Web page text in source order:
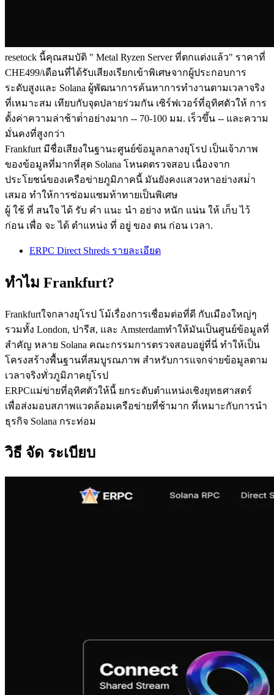
resetock นี้คุณสมบัติ " Metal Ryzen Server ที่ตกแต่งแล้ว" ราคาที่
CHE499/เดือนที่ได้รับเสียงเรียกเข้าพิเศษจากผู้ประกอบการ
ระดับสูงและ Solana ผู้พัฒนาการค้นหาการทํางานตามเวลาจริง
ที่เหมาะสม เทียบกับจุดปลายร่วมกัน เซิร์ฟเวอร์ที่อุทิศตัวให้ การ
ตั้งค่าความล่าช้าต่ําอย่างมาก -- 70-100 มม. เร็วขึ้น -- และความ
มั่นคงที่สูงกว่า
Frankfurt มีชื่อเสียงในฐานะศูนย์ข้อมูลกลางยุโรป เป็นเจ้าภาพ
ของข้อมูลที่มากที่สุด Solana โหนดตรวจสอบ เนื่องจาก
ประโยชน์ของเครือข่ายภูมิภาคนี้ มันยังคงแสวงหาอย่างสม่ํา
เสมอ ทําให้การซ่อมแซมท้าทายเป็นพิเศษ
ผู้ ใช้ ที่ สนใจ ได้ รับ คํา แนะ นํา อย่าง หนัก แน่น ให้ เก็บ ไว้
ก่อน เพื่อ จะ ได้ ตําแหน่ง ที่ อยู่ ของ ตน ก่อน เวลา.
ERPC Direct Shreds รายละเอียด
ทําไม Frankfurt?
Frankfurtใจกลางยุโรป โม้เรื่องการเชื่อมต่อที่ดี กับเมืองใหญ่ๆ
รวมทั้ง London, ปารีส, และ Amsterdamทําให้มันเป็นศูนย์ข้อมูลที่
สําคัญ หลาย Solana คณะกรรมการตรวจสอบอยู่ที่นี่ ทําให้เป็น
โครงสร้างพื้นฐานที่สมบูรณภาพ สําหรับการแจกจ่ายข้อมูลตาม
เวลาจริงทั่วภูมิภาคยุโรป
ERPCแม่ข่ายที่อุทิศตัวให้นี้ ยกระดับตําแหน่งเชิงยุทธศาสตร์
เพื่อส่งมอบสภาพแวดล้อมเครือข่ายที่ช้ามาก ที่เหมาะกับการนํา
ธุรกิจ Solana กระท่อม
วิธี จัด ระเบียบ